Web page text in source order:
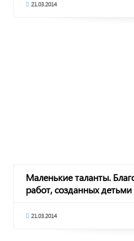
21.03.2014
Маленькие таланты.
работ, созданных
21.03.2014